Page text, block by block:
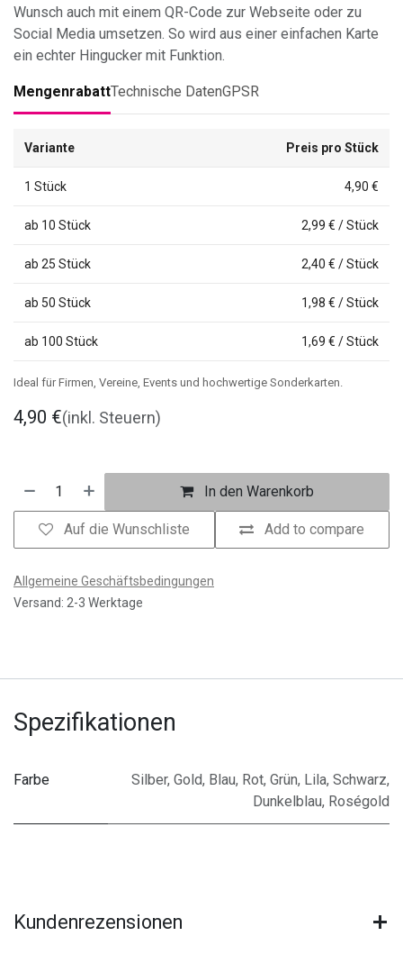
Wunsch auch mit einem QR-Code zur Webseite oder zu
Social Media umsetzen. So wird aus einer einfachen Karte
ein echter Hingucker mit Funktion.
MengenrabattTechnische DatenGPSR
Variante Preis pro Stück
1 Stück 4,90 €
ab 10 Stück 2,99 € / Stück
ab 25 Stück 2,40 € / Stück
ab 50 Stück 1,98 € / Stück
ab 100 Stück 1,69 € / Stück
Ideal für Firmen, Vereine, Events und hochwertige Sonderkarten.
4,90 €(inkl. Steuern)
In den Warenkorb
Add to compare
Auf die Wunschliste
Allgemeine Geschäftsbedingungen
Versand: 2-3 Werktage
Spezifikationen
Farbe Silber, Gold, Blau, Rot, Grün, Lila, Schwarz,
Dunkelblau, Roségold
Kundenrezensionen